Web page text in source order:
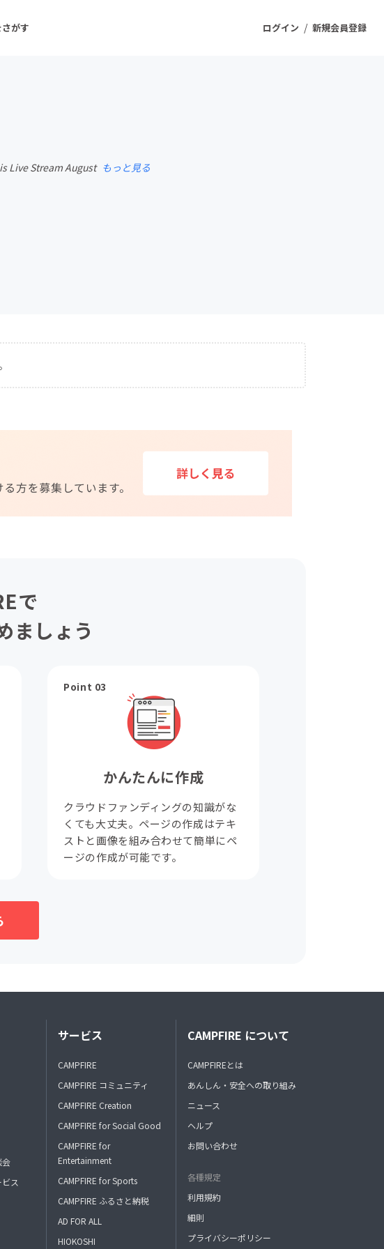
ログイン / 新規会員登録
がす
フォーマンス
Live Stream August もっと見る
で
ましょう
Point 03
かんたんに作成
クラウドファンディングの知識がな
くても大丈夫。ページの作成はテキ
ストと画像を組み合わせて簡単にペ
ージの作成が可能です。
ス
サービス
CAMPFIRE
CAMPFIRE コミュニティ
CAMPFIRE Creation
CAMPFIRE for Social Good
CAMPFIRE for
Entertainment
CAMPFIRE for Sports
CAMPFIRE ふるさと納税
AD FOR ALL
HIOKOSHI
CAMPFIRE について
CAMPFIREとは
あんしん・安全への取り組み
ニュース
ヘルプ
お問い合わせ
各種規定
利用規約
細則
プライバシーポリシー